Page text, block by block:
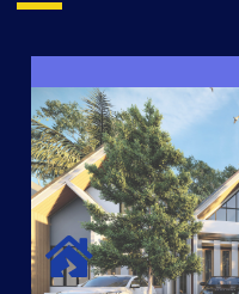
SURYA
Desain Modern
Sehingga Memudahkan
dengan Ponsel